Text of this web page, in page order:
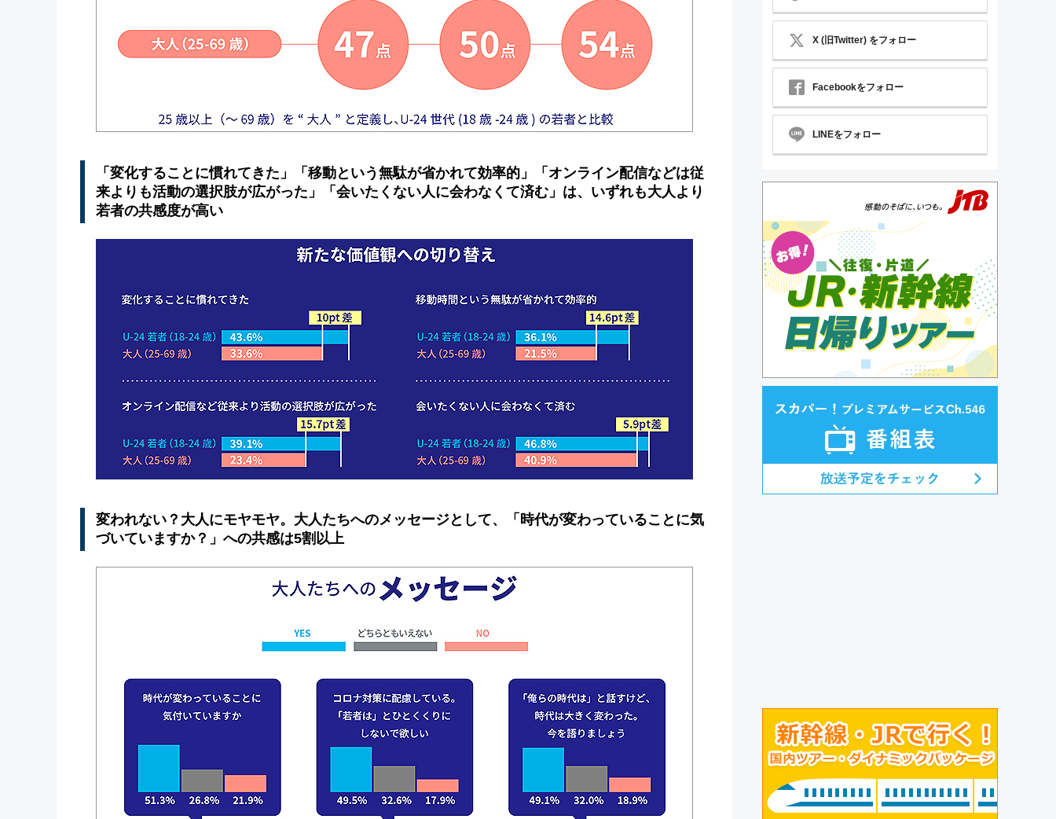
「変化することに慣れてきた」「移動という無駄が省かれて効率的」「オンライン配信などは従
来よりも活動の選択肢が広がった」「会いたくない人に会わなくて済む」は、いずれも大人より
若者の共感度が高い
変われない？大人にモヤモヤ。大人たちへのメッセージとして、「時代が変わっていることに気
づいていますか？」への共感は5割以上
X (旧Twitter) をフォロー
Facebookをフォロー
LINEをフォロー